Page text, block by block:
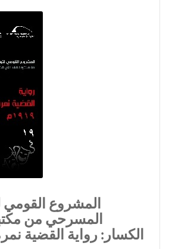
المشروع القومي
المسرحي من
الكسار: رواية القضية نمرة 14،